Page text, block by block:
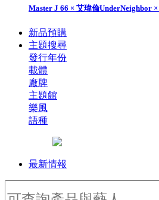
Master J 66 × 艾瑋倫UnderNeighbor
新品預購
主題搜尋
發行年份
載體
廠牌
主題館
樂風
語種
最新情報